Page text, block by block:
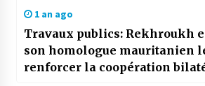
1 an ago
Travaux publics: Rekhroukh
son homologue mauritanien
renforcer la coopération